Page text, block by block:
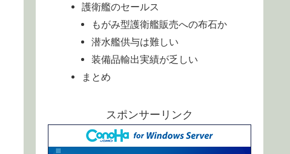
護衛艦のセールス
もがみ型護衛艦販売への布石か
潜水艦供与は難しい
装備品輸出実績が乏しい
まとめ
スポンサーリンク